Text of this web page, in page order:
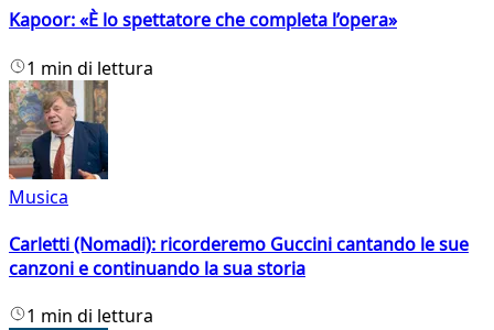
Kapoor: «È lo spettatore che completa l’opera»
1 min di lettura
Musica
Carletti (Nomadi): ricorderemo Guccini cantando le sue
canzoni e continuando la sua storia
1 min di lettura